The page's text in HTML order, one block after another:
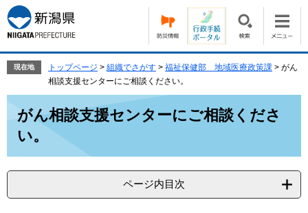
ー
ジ
の
で
ニ
ュ
ー
ば
現在地 トップページ > 組織でさがす > 福祉保健部 地域医療政策課 > がん
相談支援センターにご相談ください。
がん相談支援センターにご相談くださ
い。
ページ内目次